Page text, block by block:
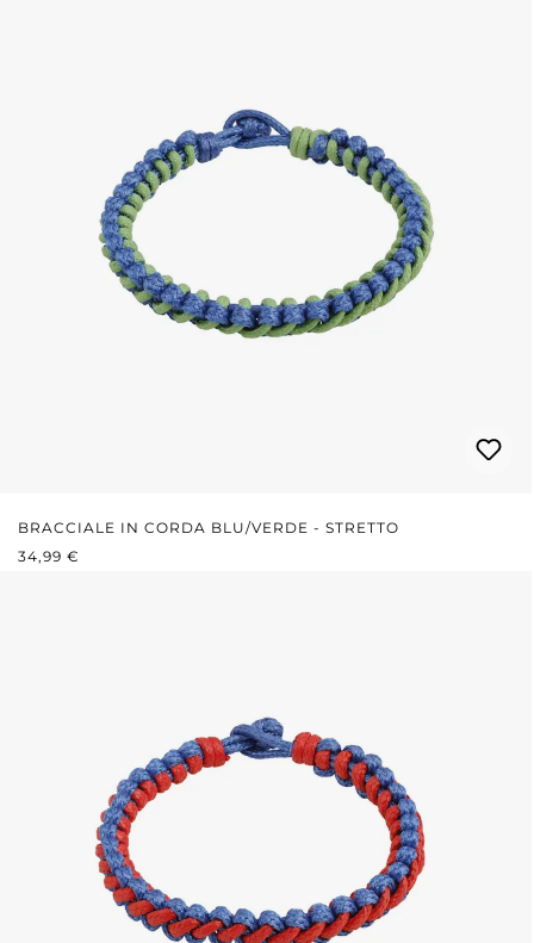
BRACCIALE IN CORDA BLU/VERDE - STRETTO
PREZZO NORMALE:
34,99 €